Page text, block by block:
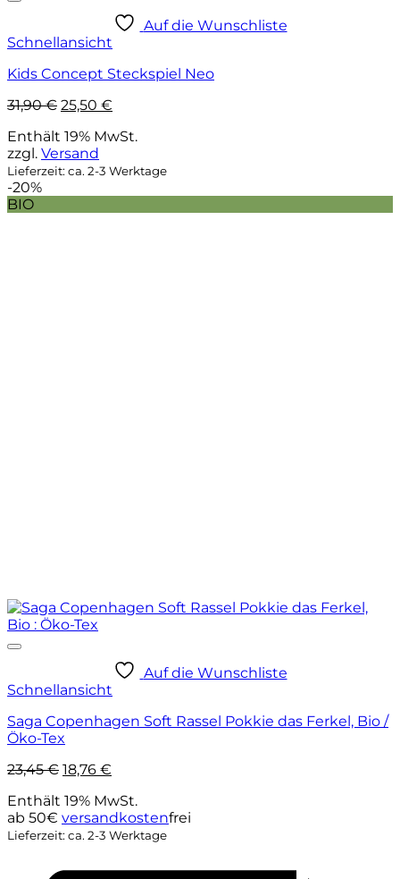
Auf die Wunschliste
Schnellansicht
Kids Concept Steckspiel Neo
31,90€ Ursprünglicher
war:
31,90 €
25,50 €
ist:
Enthält 19% MwSt.
zzgl. Versand
Lieferzeit: ca. 2-3 Werktage
-20%
BIO
Auf die Wunschliste
Schnellansicht
Saga Copenhagen Soft Rassel Pokkie das Ferkel, Bio /
Öko-Tex
23,45€ Ursprünglicher
war:
23,45 €
18,76 €
ist:
18,76 €.
Enthält 19% MwSt.
ab 50€ versandkostenfrei
Lieferzeit: ca. 2-3 Werktage